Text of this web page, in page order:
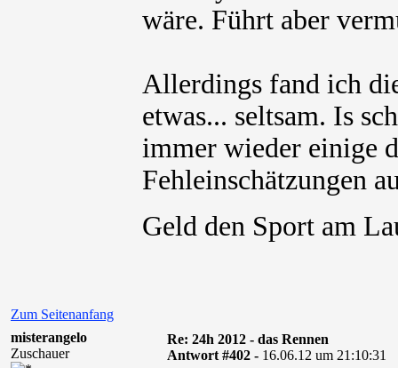
wäre. Führt aber
Allerdings fand ich
etwas... seltsam. Is
immer wieder einige
Fehleinschätzungen
Geld den Sport am
Zum Seitenanfang
misterangelo
Zuschauer
Re: 24h 2012 - das Rennen
Antwort #402 - 16.06.12 um 21:10:31